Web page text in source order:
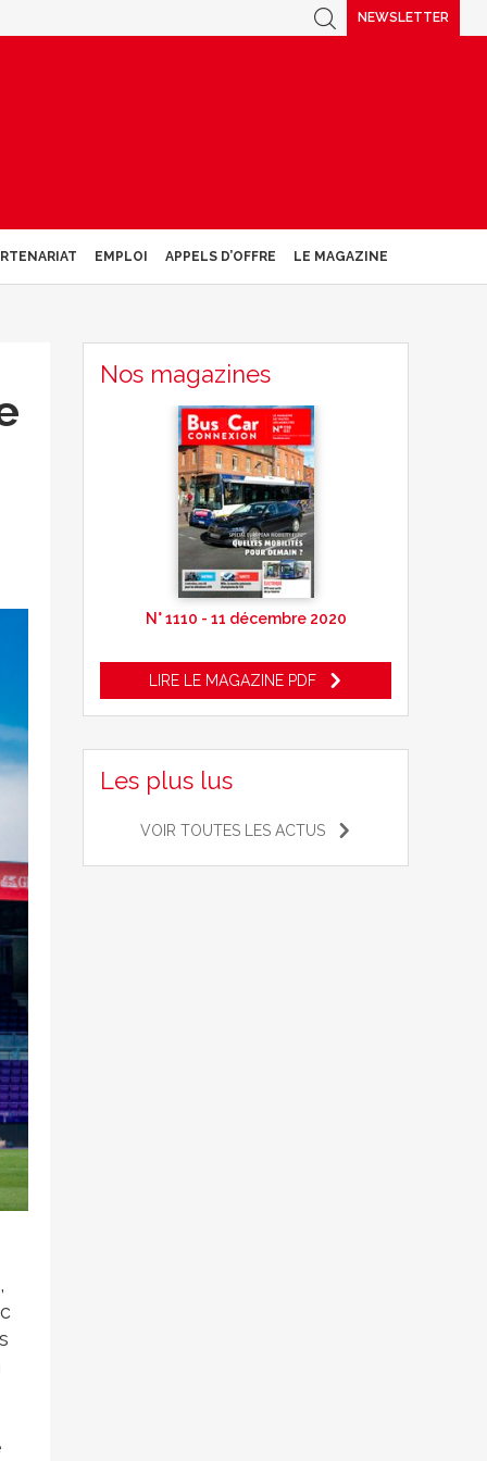
NEWSLETTER
EMPLOI APPELS D’OFFRE LE MAGAZINE
Nos magazines
N° 1110 - 11 décembre 2020
LIRE LE MAGAZINE PDF
Les plus lus
VOIR TOUTES LES ACTUS